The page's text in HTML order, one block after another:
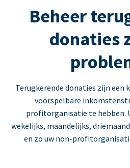
Beheer
donaties
Terugkerende donaties zijn een
voorspelbare
profitorganisatie te hebben.
wekelijks, maandelijks,
en zo uw non-